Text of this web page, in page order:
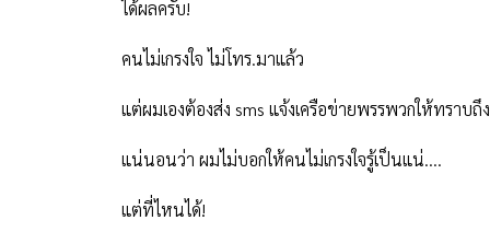
ได้ผลครับ!
คนไม่เกรงใจ ไม่โทร.มาแล้ว
แต่ผมเองต้องส่ง sms แจ้งเครือข่ายพรรพวกให้ทราบถึ
แน่นอนว่า ผมไม่บอกให้คนไม่เกรงใจรู้เป็นแน่....
แต่ที่ไหนได้!